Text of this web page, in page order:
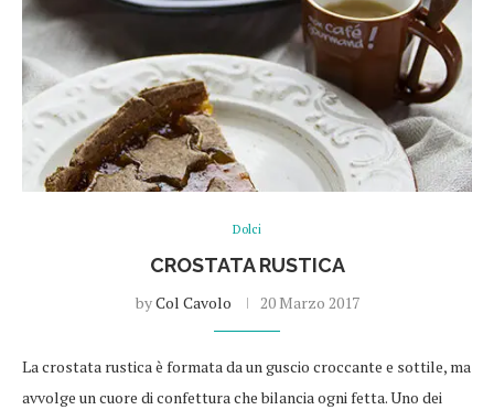
Dolci
CROSTATA RUSTICA
byCol Cavolo 20 Marzo 2017
La crostata rustica è formata da un guscio croccante e sottile, ma
avvolge un cuore di confettura che bilancia ogni fetta. Uno dei